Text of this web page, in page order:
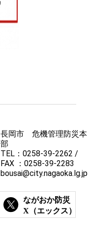
長岡市 危機管理防災本
部
TEL：0258-39-2262 /
FAX ：0258-39-2283
bousai@city.nagaoka.lg.jp